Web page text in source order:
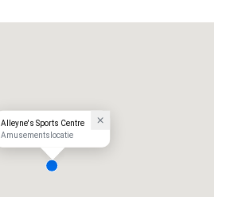
Alleyne's Sports Centre
Amusementslocatie